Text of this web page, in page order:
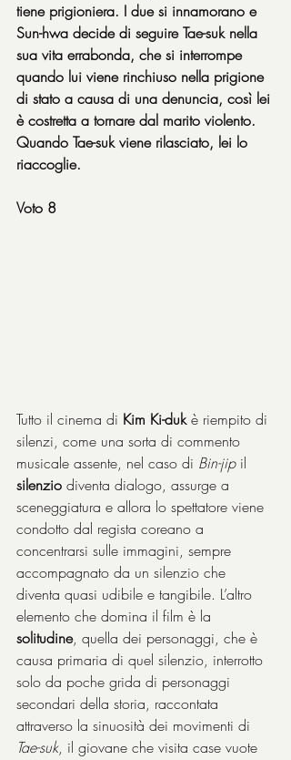
tiene prigioniera. I due si innamorano e
Sun-hwa decide di seguire Tae-suk nella
sua vita errabonda, che si interrompe
quando lui viene rinchiuso nella prigione
di stato a causa di una denuncia, così lei
è costretta a tornare dal marito violento.
Quando Tae-suk viene rilasciato, lei lo
riaccoglie.
Voto 8
Tutto il cinema di Kim Ki-duk è riempito di
silenzi, come una sorta di commento
musicale assente, nel caso di Bin-jip il
silenzio diventa dialogo, assurge a
sceneggiatura e allora lo spettatore viene
condotto dal regista coreano a
concentrarsi sulle immagini, sempre
accompagnato da un silenzio che
diventa quasi udibile e tangibile. L’altro
elemento che domina il film è la
solitudine, quella dei personaggi, che è
causa primaria di quel silenzio, interrotto
solo da poche grida di personaggi
secondari della storia, raccontata
attraverso la sinuosità dei movimenti di
Tae-suk, il giovane che visita case vuote